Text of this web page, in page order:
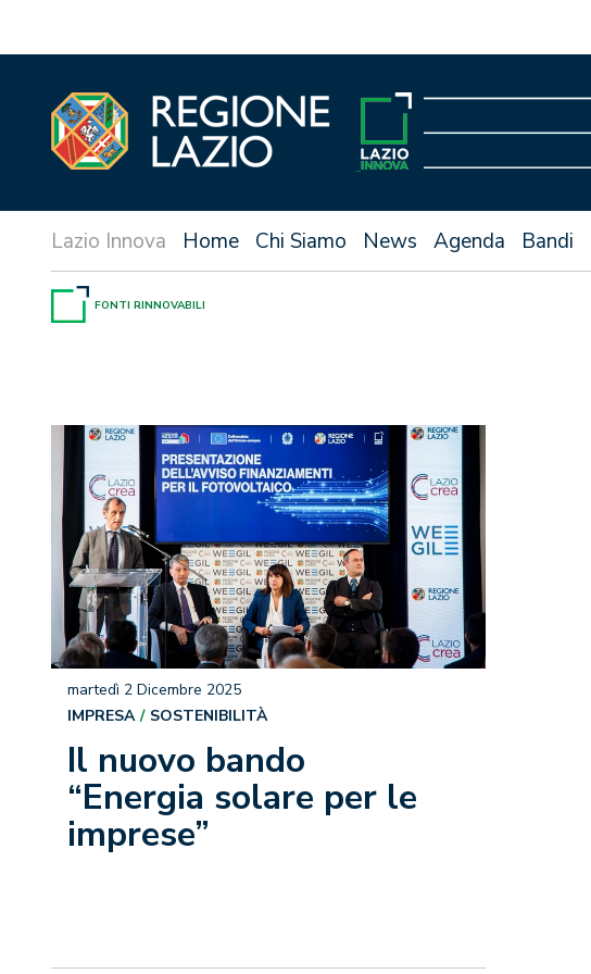
Home Chi Siamo News Agenda Bandi
FONTI RINNOVABILI
Il nuovo bando
“Energia solare per le
imprese”
martedì 2 Dicembre 2025
IMPRESA
SOSTENIBILITÀ